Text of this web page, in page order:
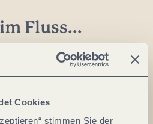
Cookies
stimmen Sie der
Fluss...
unserem Newsletter
mehr verpassen!